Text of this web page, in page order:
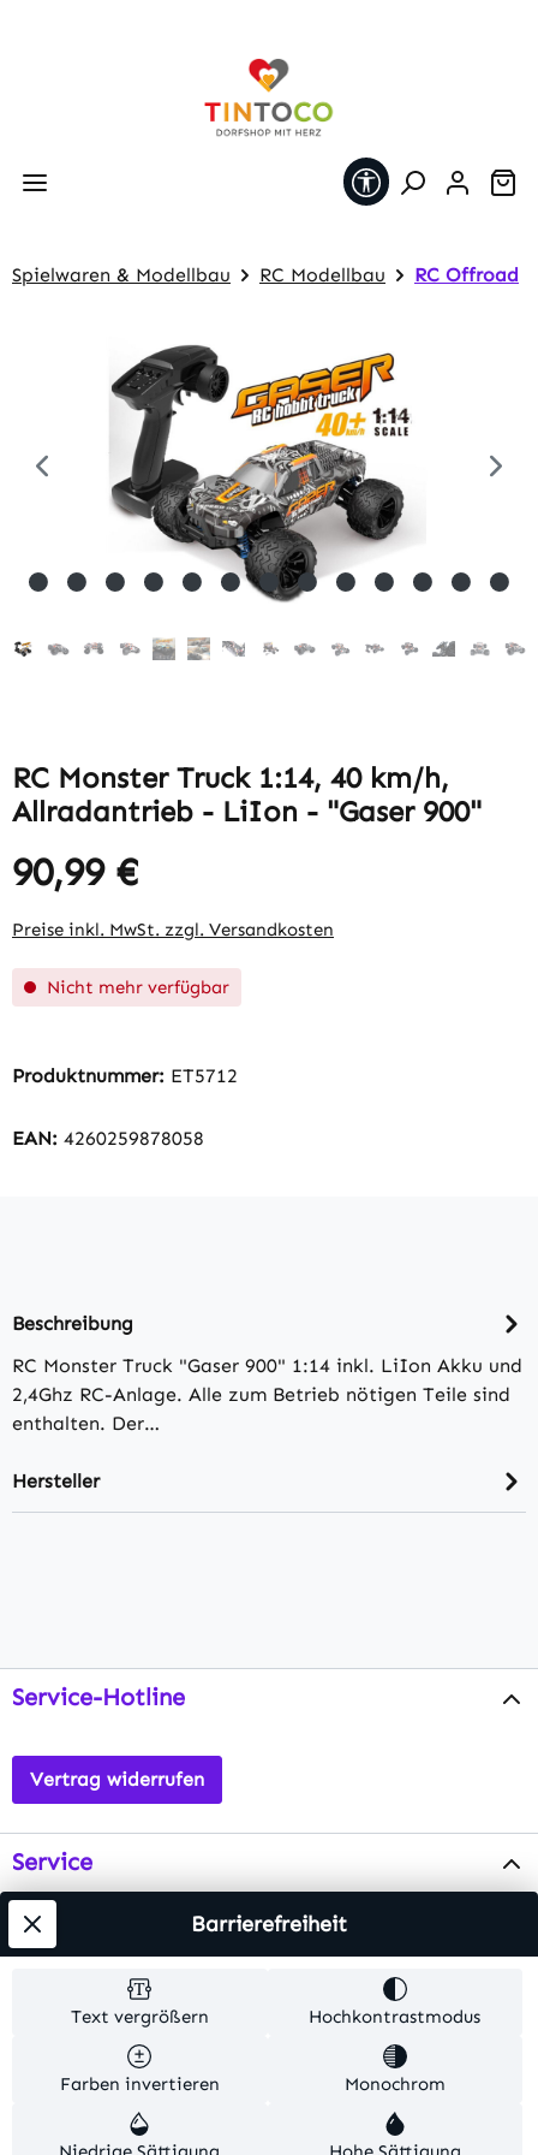
Werkzeugleiste
Spielwaren & Modellbau RC Modellbau RC Offroad
RC Monster Truck 1:14, 40 km/h,
Allradantrieb - LiIon - "Gaser 900"
Regulärer Preis:
90,99 €
Preise inkl. MwSt. zzgl. Versandkosten
Nicht mehr verfügbar
Produktnummer: ET5712
EAN: 4260259878058
Beschreibung
RC Monster Truck "Gaser 900" 1:14 inkl. LiIon Akku und
2,4Ghz RC-Anlage. Alle zum Betrieb nötigen Teile sind
enthalten. Der…
Hersteller
Service-Hotline
Vertrag widerrufen
Service
Info
Alle Preise inkl. gesetzl. Mehrwertsteuer zzgl.
Versandkosten . Alle Artikelangaben sind
Herstellerangaben und ohne Gewähr.
Text vergrößern Hochkontrastmodus
Farben invertieren Monochrom
Barrierefreiheit